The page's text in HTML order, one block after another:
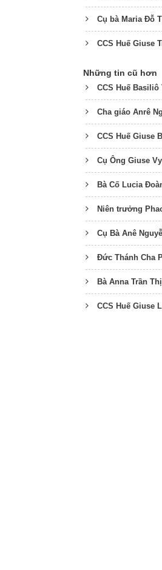
Cụ bà Maria Đỗ
CCS Huế Giuse
Những tin cũ hơn
CCS Huế
Cha giáo Anrê
CCS Huế Giuse
Cụ Ông Giuse
Bà Cố Lucia
Niên trưởng
Cụ Bà Anê
Đức Thánh Cha
Bà Anna Trần
CCS Huế Giuse